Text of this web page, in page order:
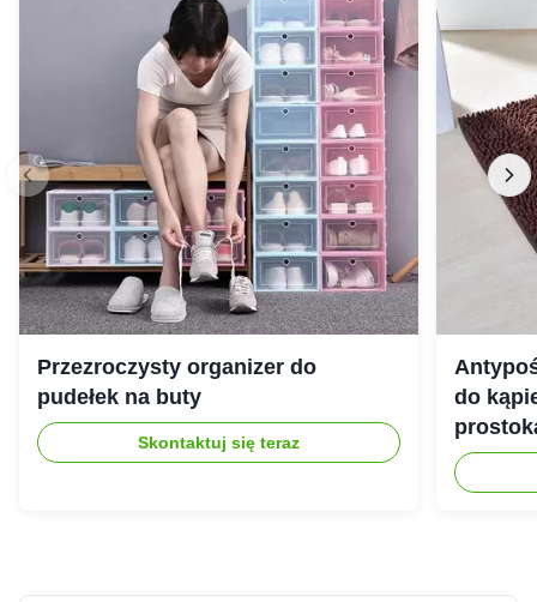
Przezroczysty organizer do
pudełek na buty
Skontaktuj się teraz
do